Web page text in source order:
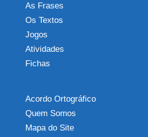
As Frases
Os Textos
Jogos
Atividades
Fichas
Acordo Ortográfico
Quem Somos
Mapa do Site